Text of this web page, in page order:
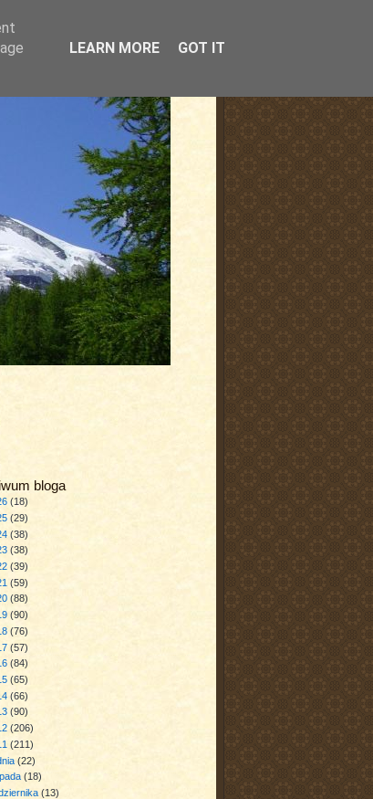
bloga
(18)
(29)
(38)
(38)
(39)
(59)
(88)
(90)
(76)
(57)
(84)
(65)
(66)
(90)
(206)
(211)
(22)
(18)
(13)
LEARN MORE GOT IT